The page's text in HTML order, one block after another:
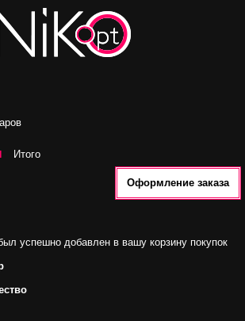
Итого
Оформление заказа
успешно добавлен в вашу корзину покупок